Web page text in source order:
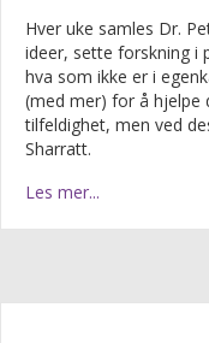
Hver uke samles Dr.
ideer, sette forskning i
hva som ikke er i
(med mer) for å hjelpe
tilfeldighet, men ved
Sharratt.
Les mer...